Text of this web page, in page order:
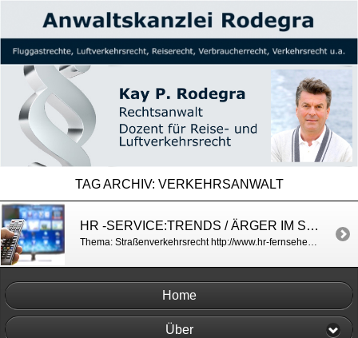
TAG ARCHIV: VERKEHRSANWALT
HR -SERVICE:TRENDS / ÄRGER IM STRASSENVERKEHR
Thema: Straßenverkehrsrecht http://www.hr-fernsehen.de/sendungen-a-z/service-trends/sendungen/video-57622.html
Home
Über